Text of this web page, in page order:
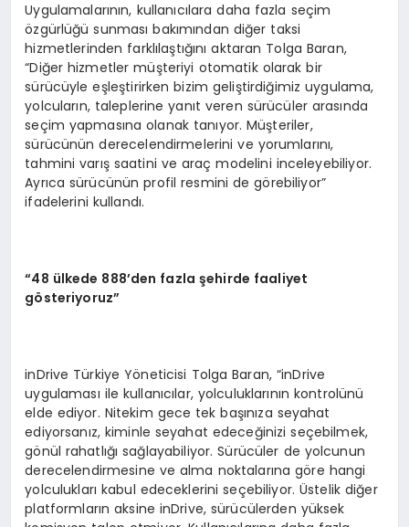
Uygulamalarının, kullanıcılara daha fazla seçim
özgürlüğü sunması bakımından diğer taksi
hizmetlerinden farklılaştığını aktaran Tolga Baran,
“Diğer hizmetler müşteriyi otomatik olarak bir
sürücüyle eşleştirirken bizim geliştirdiğimiz uygulama,
yolcuların, taleplerine yanıt veren sürücüler arasında
seçim yapmasına olanak tanıyor. Müşteriler,
sürücünün derecelendirmelerini ve yorumlarını,
tahmini varış saatini ve araç modelini inceleyebiliyor.
Ayrıca sürücünün profil resmini de görebiliyor”
ifadelerini kullandı.
“48 ülkede 888’den fazla şehirde faaliyet
gösteriyoruz”
inDrive Türkiye Yöneticisi Tolga Baran, “inDrive
uygulaması ile kullanıcılar, yolculuklarının kontrolünü
elde ediyor. Nitekim gece tek başınıza seyahat
ediyorsanız, kiminle seyahat edeceğinizi seçebilmek,
gönül rahatlığı sağlayabiliyor. Sürücüler de yolcunun
derecelendirmesine ve alma noktalarına göre hangi
yolculukları kabul edeceklerini seçebiliyor. Üstelik diğer
platformların aksine inDrive, sürücülerden yüksek